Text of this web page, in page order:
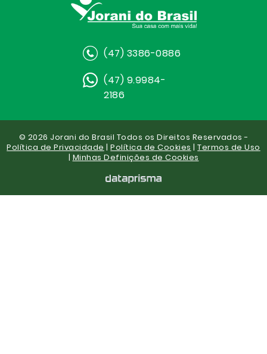
(47) 3386-0886
(47) 9.9984-
2186
© 2026 Jorani do Brasil Todos os Direitos Reservados -
Política de Privacidade |Política de Cookies |Termos de Uso
| Minhas Definições de Cookies